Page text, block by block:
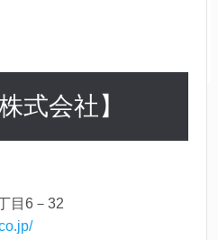
式会社】
目6－32